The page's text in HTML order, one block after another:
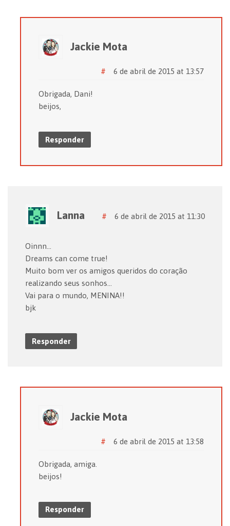
Jackie Mota
6 de abril de 2015 at 13:57
#
Obrigada, Dani!
beijos,
Responder
Lanna 6 de abril de 2015 at 11:30
#
Oinnn…
Dreams can come true!
Muito bom ver os amigos queridos do coração
realizando seus sonhos…
Vai para o mundo, MENINA!!
bjk
Responder
Jackie Mota
6 de abril de 2015 at 13:58
#
Obrigada, amiga.
beijos!
Responder